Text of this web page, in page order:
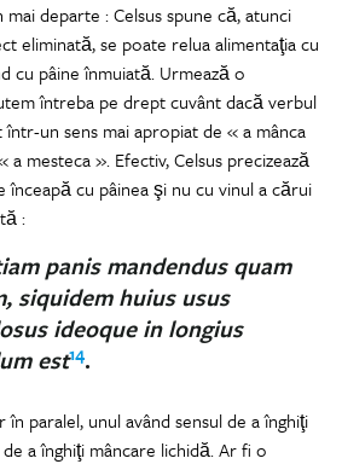
departe : Celsus spune că, atunci
eliminată, se poate relua alimentaţia cu
cu pâine înmuiată. Urmează o
întreba pe drept cuvânt dacă verbul
un sens mai apropiat de « a mânca
mesteca ». Efectiv, Celsus precizează
cu pâinea şi nu cu vinul a cărui
:
panis mandendus quam
siquidem huius usus
ideoque in longius
est14.
în paralel, unul având sensul de a înghiţi
a înghiţi mâncare lichidă. Ar fi o